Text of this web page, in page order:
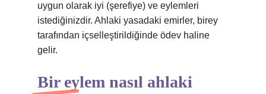
uygun olarak iyi (şerefiye) ve eylemleri
istediğinizdir. Ahlaki yasadaki emirler, birey
tarafından içselleştirildiğinde ödev haline
gelir.
Bir eylem nasıl ahlaki